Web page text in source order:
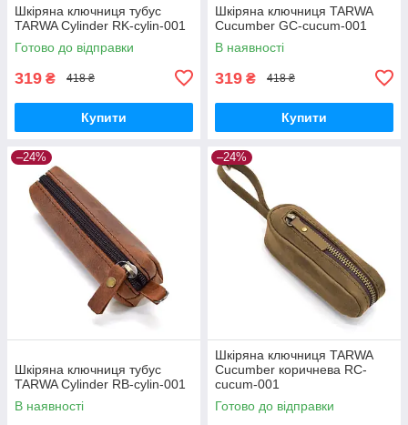
Шкіряна ключниця тубус
TARWA Cylinder RK-cylin-001
Готово до відправки
319 ₴ 418 ₴
Купити
Шкіряна ключниця TARWA
Cucumber GC-cucum-001
В наявності
319 ₴ 418 ₴
Купити
–24%
Шкіряна ключниця тубус
TARWA Cylinder RB-cylin-001
В наявності
–24%
Шкіряна ключниця TARWA
Cucumber коричнева RC-
cucum-001
Готово до відправки